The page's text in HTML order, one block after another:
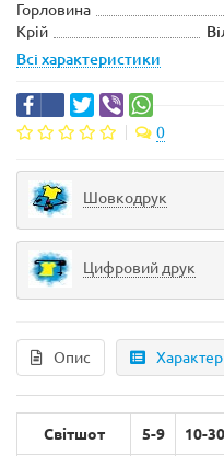
Горловина
Крій
Всі характеристики
0
Шовкодрук
Цифровий друк
Опис
Світшот 5-9 10-30